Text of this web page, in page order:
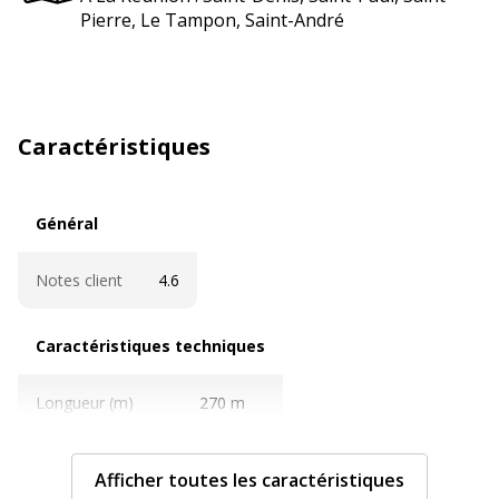
Pierre, Le Tampon, Saint-André
Caractéristiques
Général
Notes client 4.6
Caractéristiques techniques
Longueur (m) 270 m
Caractéristiques générales
Caractéristiques générales
Afficher toutes les caractéristiques